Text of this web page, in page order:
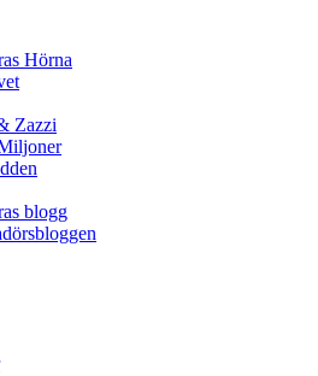
Hörna
Zazzi
blogg